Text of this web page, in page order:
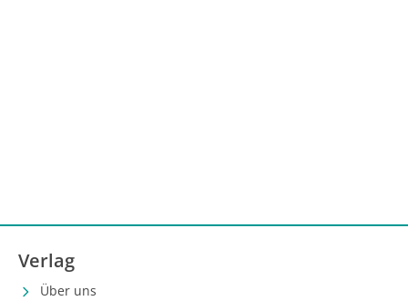
Verlag
Über uns